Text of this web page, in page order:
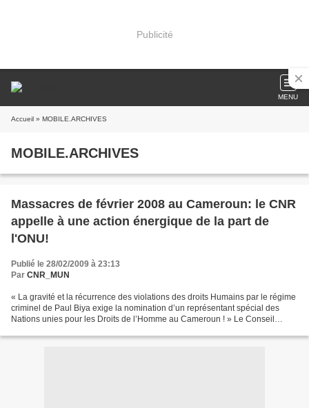
Publicité
MENU
Accueil » MOBILE.ARCHIVES
MOBILE.ARCHIVES
Massacres de février 2008 au Cameroun: le CNR
appelle à une action énergique de la part de
l'ONU!
Publié le 28/02/2009 à 23:13
Par CNR_MUN
« La gravité et la récurrence des violations des droits Humains par le régime
criminel de Paul Biya exige la nomination d’un représentant spécial des
Nations unies pour les Droits de l’Homme au Cameroun ! » Le Conseil